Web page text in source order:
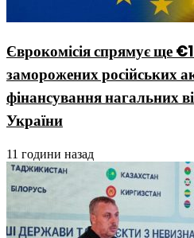
Єврокомісія спрямує ще
заморожених російських
фінансування нагальних
України
11 години назад